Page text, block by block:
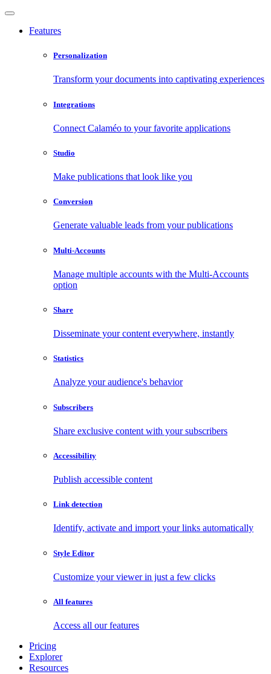
Features
Personalization
Transform your documents into captivating experiences
Integrations
Connect Calaméo to your favorite applications
Studio
Make publications that look like you
Conversion
Generate valuable leads from your publications
Multi-Accounts
Manage multiple accounts with the Multi-Accounts
option
Share
Disseminate your content everywhere, instantly
Statistics
Analyze your audience's behavior
Subscribers
Share exclusive content with your subscribers
Accessibility
Publish accessible content
Link detection
Identify, activate and import your links automatically
Style Editor
Customize your viewer in just a few clicks
All features
Access all our features
Pricing
Explorer
Resources